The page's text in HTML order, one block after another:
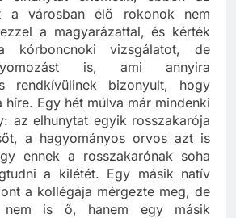
elhunytat eltemetik, ebben az
a városban élő rokonok nem
a magyarázattal, és kérték
kórboncnoki vizsgálatot, de
is, ami annyira
rendkívülinek bizonyult, hogy
híre. Egy hét múlva már mindenki
az elhunytat egyik rosszakarója
a hagyományos orvos azt is
ennek a rosszakarónak soha
a kilétét. Egy másik natív
a kollégája mérgezte meg, de